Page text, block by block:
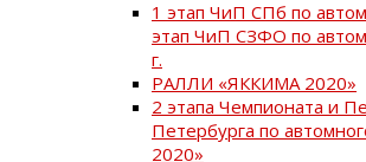
1 этап ЧиП СПб по
этап ЧиП СЗФО по
г.
РАЛЛИ «ЯККИМА 2020»
2 этапа Чемпионата и
Петербурга по
2020»